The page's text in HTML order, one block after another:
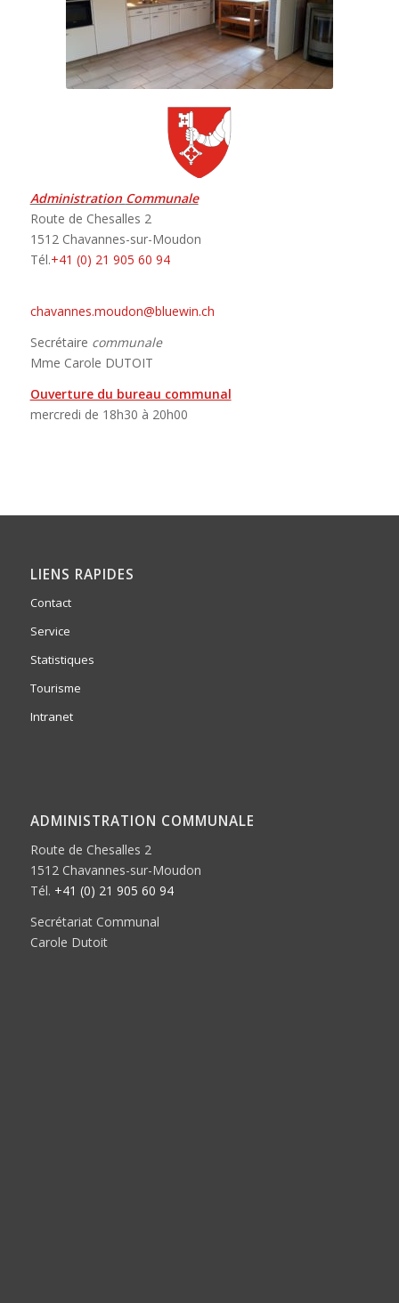
Administration Communale
Route de Chesalles 2
1512 Chavannes-sur-Moudon
Tél.+41 (0) 21 905 60 94
chavannes.moudon@bluewin.ch
Secrétaire communale
Mme Carole DUTOIT
Ouverture du bureau communal
mercredi de 18h30 à 20h00
LIENS RAPIDES
Contact
Service
Statistiques
Tourisme
Intranet
ADMINISTRATION COMMUNALE
Route de Chesalles 2
1512 Chavannes-sur-Moudon
Tél. +41 (0) 21 905 60 94
Secrétariat Communal
Carole Dutoit